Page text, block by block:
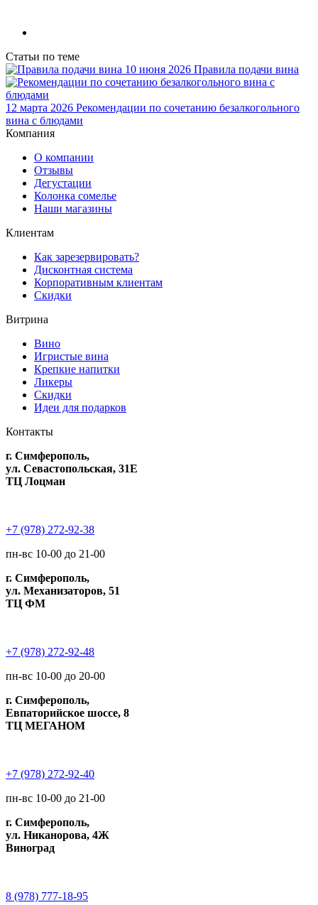
Статьи по теме
10 июня 2026 Правила подачи вина
12 марта 2026 Рекомендации по сочетанию безалкогольного
вина с блюдами
Компания
О компании
Отзывы
Дегустации
Колонка сомелье
Наши магазины
Клиентам
Как зарезервировать?
Дисконтная система
Корпоративным клиентам
Скидки
Витрина
Вино
Игристые вина
Крепкие напитки
Ликеры
Скидки
Идеи для подарков
Контакты
г. Симферополь,
ул. Севастопольская, 31Е
ТЦ Лоцман
+7 (978) 272-92-38
пн-вс 10-00 до 21-00
г. Симферополь,
ул. Механизаторов, 51
ТЦ ФМ
+7 (978) 272-92-48
пн-вс 10-00 до 20-00
г. Симферополь,
Евпаторийское шоссе, 8
ТЦ МЕГАНОМ
+7 (978) 272-92-40
пн-вс 10-00 до 21-00
г. Симферополь,
ул. Никанорова, 4Ж
Виноград
8 (978) 777-18-95